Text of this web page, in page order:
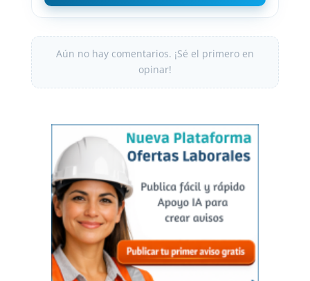
Aún no hay comentarios. ¡Sé el primero en
opinar!